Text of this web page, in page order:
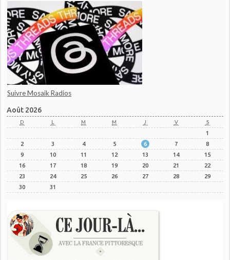
Suivre Mosaik Radios
Août 2026
D L M M J V S
1
2
3 4 5 6 7
8
9
10 11 12 13 14
15
16
17 18 19 20 21
22
23
24 25 26 27 28
29
30
31